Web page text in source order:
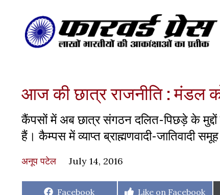
आज की छात्र राजनीति : मंडल
कैंपसों में अब छात्र संगठन दलित-पिछड़े के मुद्दों
हैं। कैम्पस में व्याप्त ब्राह्मणवादी-जातिवादी
अनूप पटेल July 14, 2016
Share
Facebook
Share
Like on Facebook